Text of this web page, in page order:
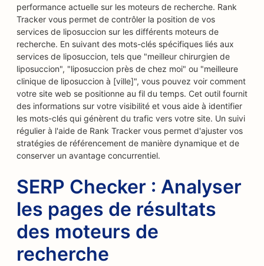
performance actuelle sur les moteurs de recherche. Rank
Tracker vous permet de contrôler la position de vos
services de liposuccion sur les différents moteurs de
recherche. En suivant des mots-clés spécifiques liés aux
services de liposuccion, tels que "meilleur chirurgien de
liposuccion", "liposuccion près de chez moi" ou "meilleure
clinique de liposuccion à [ville]", vous pouvez voir comment
votre site web se positionne au fil du temps. Cet outil fournit
des informations sur votre visibilité et vous aide à identifier
les mots-clés qui génèrent du trafic vers votre site. Un suivi
régulier à l'aide de Rank Tracker vous permet d'ajuster vos
stratégies de référencement de manière dynamique et de
conserver un avantage concurrentiel.
SERP Checker : Analyser
les pages de résultats
des moteurs de
recherche